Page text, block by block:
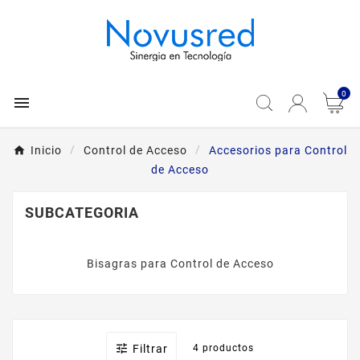
 0
Inicio Control de Acceso
Accesorios para Control
de Acceso
SUBCATEGORIA
Bisagras para Control de Acceso
 Filtrar 4 productos